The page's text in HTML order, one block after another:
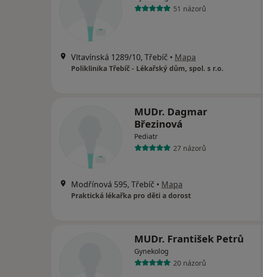
51 názorů
Vltavínská 1289/10, Třebíč • Mapa
Poliklinika Třebíč - Lékařský dům, spol. s r.o.
MUDr. Dagmar
Březinová
Pediatr
27 názorů
Modřínová 595, Třebíč • Mapa
Praktická lékařka pro děti a dorost
MUDr. František Petrů
Gynekolog
20 názorů